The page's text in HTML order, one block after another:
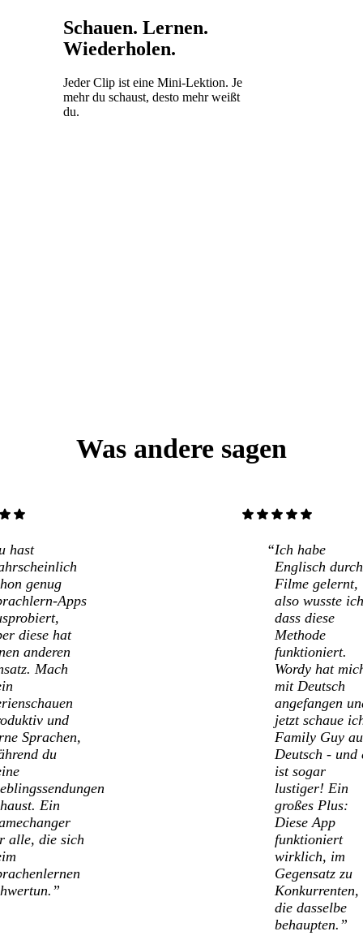
Schauen. Lernen.
Wiederholen.
Jeder Clip ist eine Mini-Lektion. Je
mehr du schaust, desto mehr weißt
du.
Was andere sagen
star
hast
genug
Apps
diese hat
anderen
Mach
und
Sprachen,
du
Ein
alle, die sich
starstarstarstarstar
Ich habe
Englisch durch
Filme gelernt,
also wusste
dass diese
Methode
funktioniert.
Wordy hat
mit Deutsch
angefangen
jetzt schaue
Family Guy
Deutsch - und
ist sogar
lustiger! Ein
großes Plus:
Diese App
funktioniert
wirklich, im
Gegensatz zu
Konkurrenten,
die dasselbe
behaupten.”